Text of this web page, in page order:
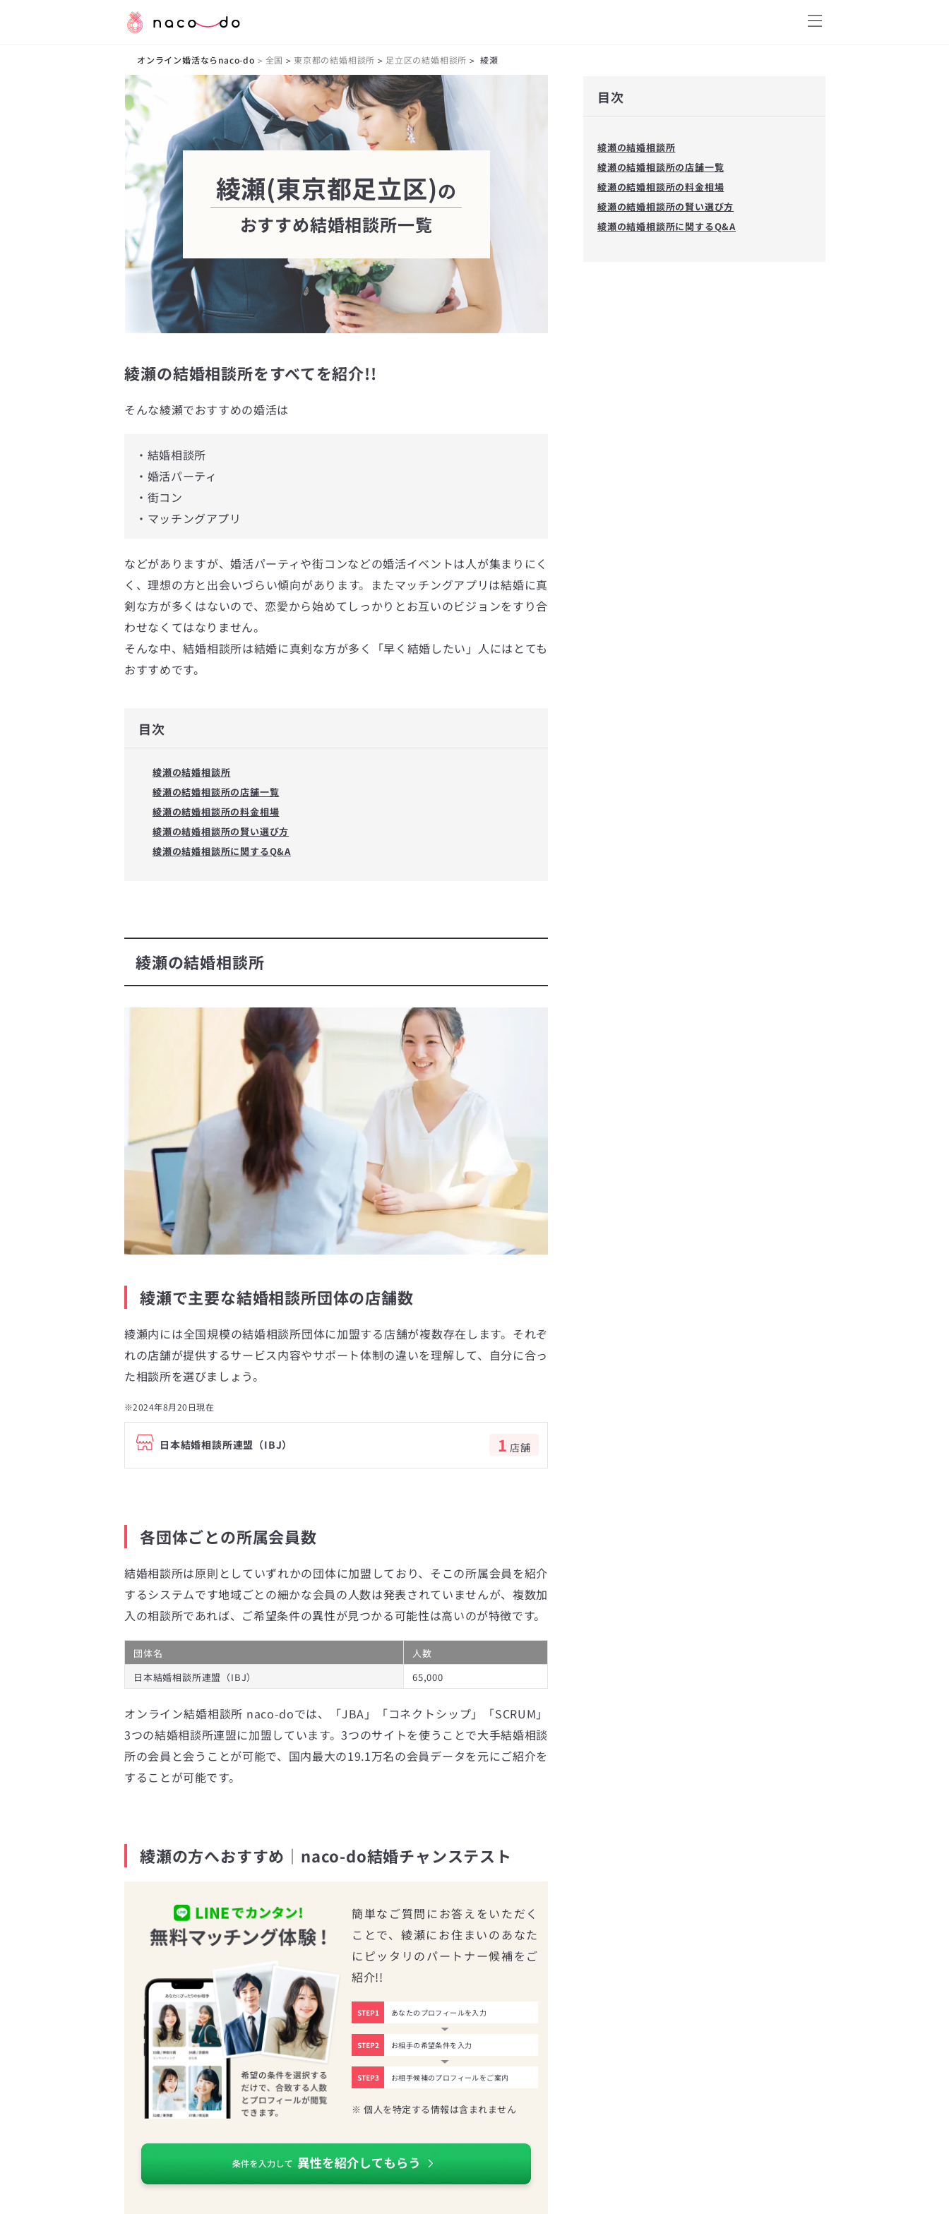
オンライン婚活ならnaco-do > 全国 > 東京都の結婚相談所 > 足立区の結婚相談所 > 綾瀬
綾瀬(東京都足立区)の
おすすめ結婚相談所一覧
綾瀬の結婚相談所をすべてを紹介!!
そんな綾瀬でおすすめの婚活は
・結婚相談所
・婚活パーティ
・街コン
・マッチングアプリ
などがありますが、婚活パーティや街コンなどの婚活イベントは人が集まりにく
く、理想の方と出会いづらい傾向があります。またマッチングアプリは結婚に真
剣な方が多くはないので、恋愛から始めてしっかりとお互いのビジョンをすり合
わせなくてはなりません。
そんな中、結婚相談所は結婚に真剣な方が多く「早く結婚したい」人にはとても
おすすめです。
目次
綾瀬の結婚相談所
綾瀬の結婚相談所の店舗一覧
綾瀬の結婚相談所の料金相場
綾瀬の結婚相談所の賢い選び方
綾瀬の結婚相談所に関するQ&A
綾瀬の結婚相談所
綾瀬で主要な結婚相談所団体の店舗数
綾瀬内には全国規模の結婚相談所団体に加盟する店舗が複数存在します。それぞ
れの店舗が提供するサービス内容やサポート体制の違いを理解して、自分に合っ
た相談所を選びましょう。
※2024年8月20日現在
日本結婚相談所連盟（IBJ） 1 店舗
各団体ごとの所属会員数
結婚相談所は原則としていずれかの団体に加盟しており、そこの所属会員を紹介
するシステムです地域ごとの細かな会員の人数は発表されていませんが、複数加
入の相談所であれば、ご希望条件の異性が見つかる可能性は高いのが特徴です。
団体名
人数
日本結婚相談所連盟（IBJ）
65,000
オンライン結婚相談所 naco-doでは、「JBA」「コネクトシップ」「SCRUM」
3つの結婚相談所連盟に加盟しています。3つのサイトを使うことで大手結婚相談
所の会員と会うことが可能で、国内最大の19.1万名の会員データを元にご紹介を
することが可能です。
綾瀬の方へおすすめ｜naco-do結婚チャンステスト
簡単なご質問にお答えをいただく
ことで、綾瀬にお住まいのあなた
にピッタリのパートナー候補をご
紹介!!
STEP1 あなたのプロフィールを入力
STEP2 お相手の希望条件を入力
STEP3 お相手候補のプロフィールをご案内
※ 個人を特定する情報は含まれません
目次
綾瀬の結婚相談所
綾瀬の結婚相談所の店舗一覧
綾瀬の結婚相談所の料金相場
綾瀬の結婚相談所の賢い選び方
綾瀬の結婚相談所に関するQ&A